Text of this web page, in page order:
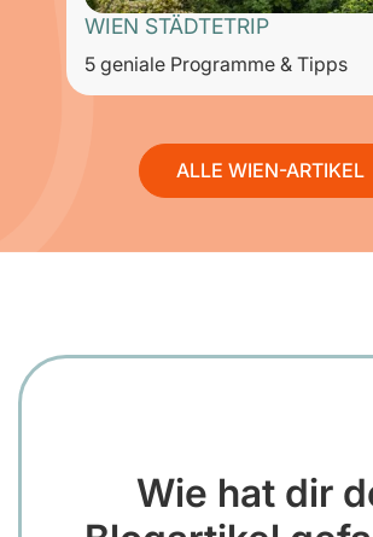
WIEN STÄDTETRIP
5 geniale Programme & Tipps
ALLE WIEN-ARTIKEL
Wie hat dir